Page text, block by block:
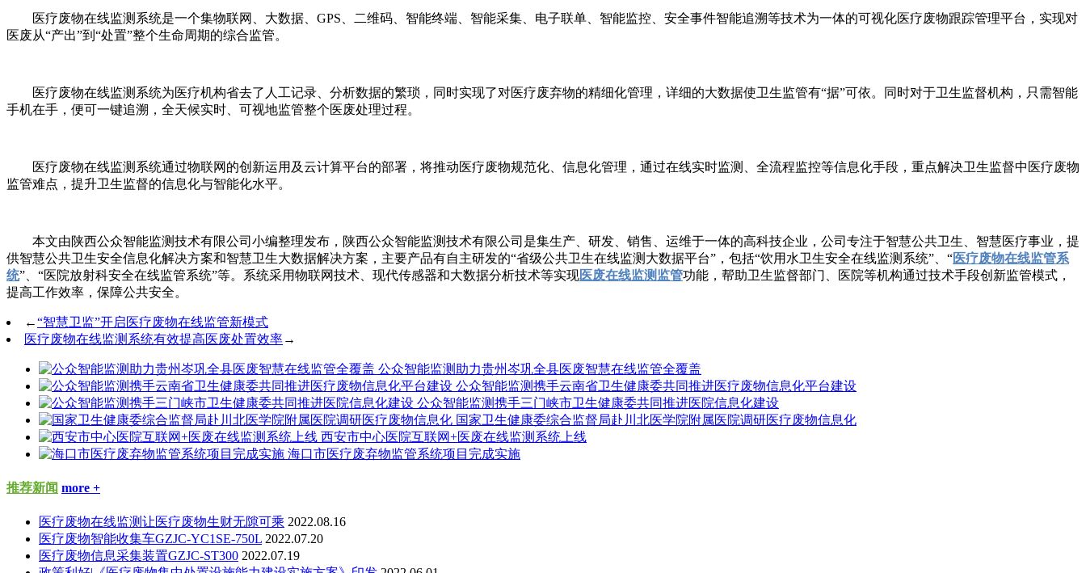
医疗废物在线监测系统是一个集物联网、大数据、GPS、二维码、智能终端、智能采集、电子联单、智能监控、安全事件智能追溯等技术为一体的可视化医疗废物跟踪管理平台，实现对
医废从“产出”到“处置”整个生命周期的综合监管。
医疗废物在线监测系统为医疗机构省去了人工记录、分析数据的繁琐，同时实现了对医疗废弃物的精细化管理，详细的大数据使卫生监管有“据”可依。同时对于卫生监督机构，只需智能
手机在手，便可一键追溯，全天候实时、可视地监管整个医废处理过程。
医疗废物在线监测系统通过物联网的创新运用及云计算平台的部署，将推动医疗废物规范化、信息化管理，通过在线实时监测、全流程监控等信息化手段，重点解决卫生监督中医疗废物
监管难点，提升卫生监督的信息化与智能化水平。
本文由陕西公众智能监测技术有限公司小编整理发布，陕西公众智能监测技术有限公司是集生产、研发、销售、运维于一体的高科技企业，公司专注于智慧公共卫生、智慧医疗事业，提
供智慧公共卫生安全信息化解决方案和智慧卫生大数据解决方案，主要产品有自主研发的“省级公共卫生在线监测大数据平台”，包括“饮用水卫生安全在线监测系统”、“医疗废物在线监管系
统”、“医院放射科安全在线监管系统”等。系统采用物联网技术、现代传感器和大数据分析技术等实现医废在线监测监管功能，帮助卫生监督部门、医院等机构通过技术手段创新监管模式，
提高工作效率，保障公共安全。
←“智慧卫监”开启医疗废物在线监管新模式
医疗废物在线监测系统有效提高医废处置效率→
公众智能监测助力贵州岑巩全县医废智慧在线监管全覆盖
公众智能监测携手云南省卫生健康委共同推进医疗废物信息化平台建设
公众智能监测携手三门峡市卫生健康委共同推进医院信息化建设
国家卫生健康委综合监督局赴川北医学院附属医院调研医疗废物信息化
西安市中心医院互联网+医废在线监测系统上线
海口市医疗废弃物监管系统项目完成实施
推荐新闻 more +
医疗废物在线监测让医疗废物生财无隙可乘 2022.08.16
医疗废物智能收集车GZJC-YC1SE-750L 2022.07.20
医疗废物信息采集装置GZJC-ST300 2022.07.19